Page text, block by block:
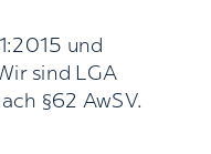
und
sind LGA
§62 AwSV.